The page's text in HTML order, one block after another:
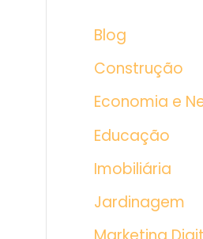
Blog
Construção
Economia e
Educação
Imobiliária
Jardinagem